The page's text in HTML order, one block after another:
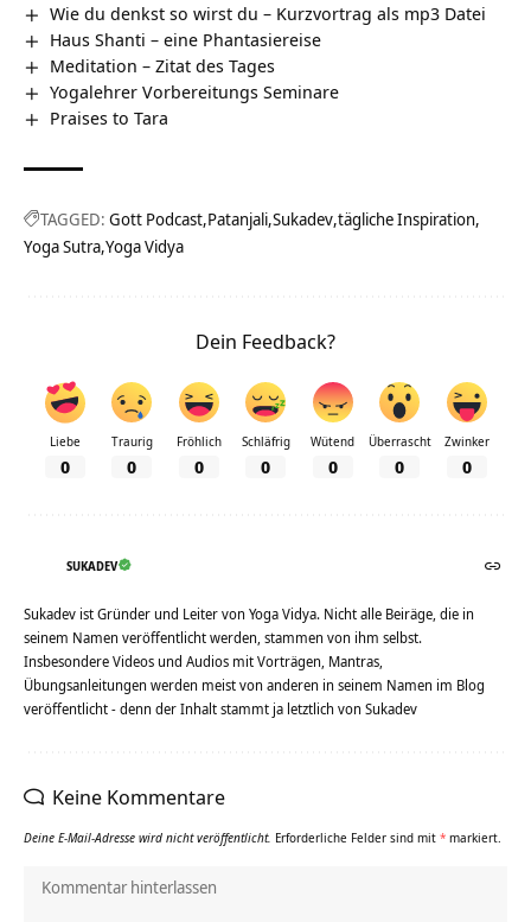
Wie du denkst so wirst du – Kurzvortrag als mp3 Datei
Haus Shanti – eine Phantasiereise
Meditation – Zitat des Tages
Yogalehrer Vorbereitungs Seminare
Praises to Tara
TAGGED: Gott Podcast Patanjali Sukadev tägliche Inspiration
Yoga Sutra Yoga Vidya
Dein Feedback?
Liebe
0
Traurig
0
Fröhlich
0
Schläfrig
0
Wütend
0
Überrascht
0
Zwinker
0
SUKADEV
Sukadev ist Gründer und Leiter von Yoga Vidya. Nicht alle Beiräge, die in
seinem Namen veröffentlicht werden, stammen von ihm selbst.
Insbesondere Videos und Audios mit Vorträgen, Mantras,
Übungsanleitungen werden meist von anderen in seinem Namen im Blog
veröffentlicht - denn der Inhalt stammt ja letztlich von Sukadev
Keine Kommentare
Deine E-Mail-Adresse wird nicht veröffentlicht. Erforderliche Felder sind mit * markiert.